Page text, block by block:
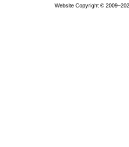
Website Copyright ©